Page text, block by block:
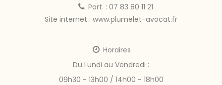
Port. : 07 83 80 11 21
Site internet : www.plumelet-avocat.fr
Horaires
Du Lundi au Vendredi :
09h30 - 13h00 / 14h00 - 18h00